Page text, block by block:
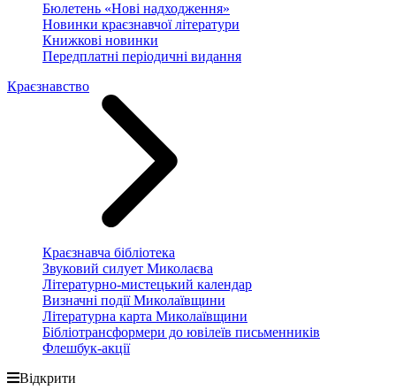
Бюлетень «Нові надходження»
Новинки краєзнавчої літератури
Книжкові новинки
Передплатні періодичні видання
Краєзнавство
Краєзнавча бібліотека
Звуковий силует Миколаєва
Літературно-мистецький календар
Визначні події Миколаївщини
Літературна карта Миколаївщини
Бібліотрансформери до ювілеїв письменників
Флешбук-акції
Відкрити